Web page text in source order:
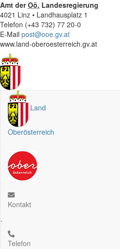
Amt derOö. Landesregierung
4021 Linz • Landhausplatz 1
Telefon (+43 732) 77 20-0
E-Mail post@ooe.gv.at
www.land-oberoesterreich.gv.at
Land
Oberösterreich
Kontakt
.
Telefon